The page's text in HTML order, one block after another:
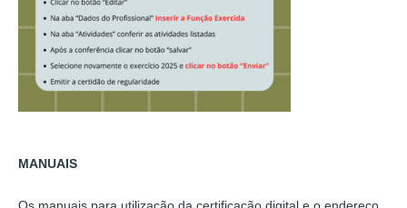
MANUAIS
Os manuais para utilização da certificação digital e o endereço